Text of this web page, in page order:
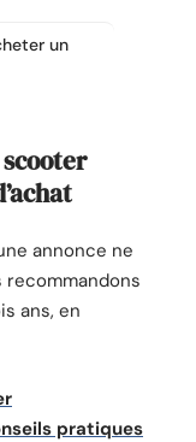
un
annonce ne
ans, en
pratiques